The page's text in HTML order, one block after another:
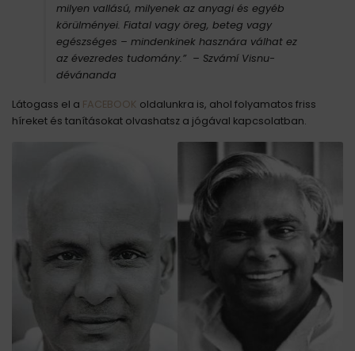
milyen vallású, milyenek az anyagi és egyéb
körülményei. Fiatal vagy öreg, beteg vagy
egészséges – mindenkinek hasznára válhat ez
az évezredes tudomány.” – Szvámí Visnu-
dévánanda
Látogass el a FACEBOOK oldalunkra is, ahol folyamatos friss
híreket és tanításokat olvashatsz a jógával kapcsolatban.